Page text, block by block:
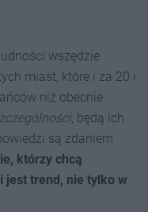
wszędzie
miast, które i za 20 i
niż obecnie.
, będą ich
są zdaniem
którzy chcą
jest trend, nie tylko w